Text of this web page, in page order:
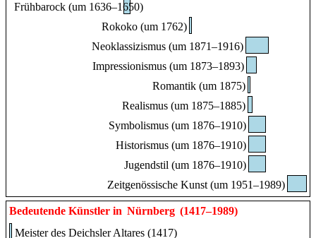
Frühbarock (um 1636–1650)
Rokoko (um 1762)
Neoklassizismus (um 1871–1916)
Impressionismus (um 1873–1893)
Romantik (um 1875)
Realismus (um 1875–1885)
Symbolismus (um 1876–1910)
Historismus (um 1876–1910)
Jugendstil (um 1876–1910)
Zeitgenössische Kunst (um 1951–1989)
Bedeutende Künstler in Nürnberg (1417–1989)
Meister des Deichsler Altares (1417)